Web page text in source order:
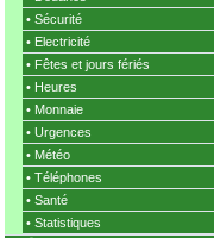
• Sécurité
• Electricité
• Fêtes et jours fériés
• Heures
• Monnaie
• Urgences
• Météo
• Téléphones
• Santé
• Statistiques